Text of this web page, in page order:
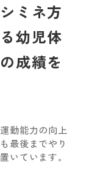
ミネ方
幼児体
成績を
動能力の向上
最後までやり
いています。